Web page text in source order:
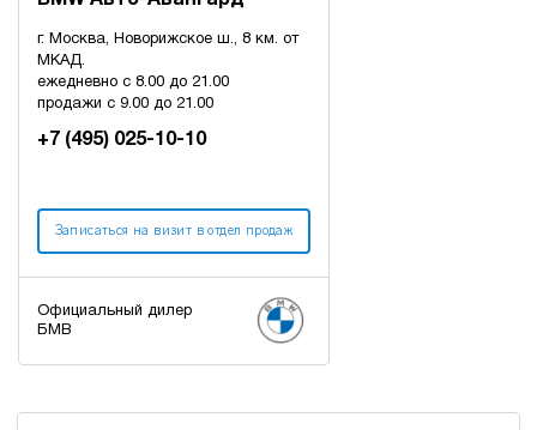
г. Москва, Новорижское ш., 8 км. от
МКАД.
ежедневно с 8.00 до 21.00
продажи с 9.00 до 21.00
+7 (495) 025-10-10
Записаться на визит в отдел продаж
Официальный дилер
БМВ